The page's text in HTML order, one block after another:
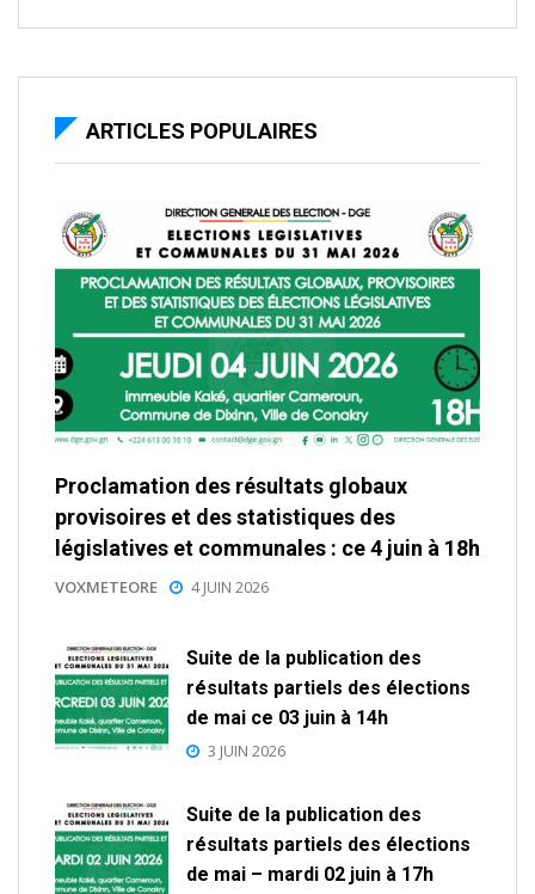
ARTICLES POPULAIRES
Proclamation des résultats globaux
provisoires et des statistiques des
législatives et communales : ce 4 juin à 18h
VOXMETEORE 4 JUIN 2026
Suite de la publication des
résultats partiels des élections
de mai ce 03 juin à 14h
3 JUIN 2026
Suite de la publication des
résultats partiels des élections
de mai – mardi 02 juin à 17h